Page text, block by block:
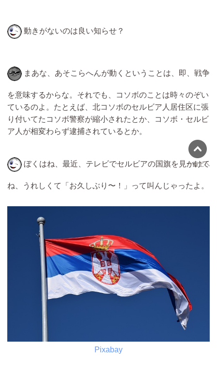
動きがないのは良い知らせ？
まあな、あそこらへんが動くということは、即、戦争
を意味するからな。それでも、コソボのことは時々のぞい
ているのよ。たとえば、北コソボのセルビア人居住区に張
り付いてたコソボ警察が縮小されたとか、コソボ・セルビ
ア人が相変わらず逮捕されているとか。
ぼくはね、最近、テレビでセルビアの国旗を見かけて
ね、うれしくて「お久しぶり〜！」って叫んじゃったよ。
Pixabay